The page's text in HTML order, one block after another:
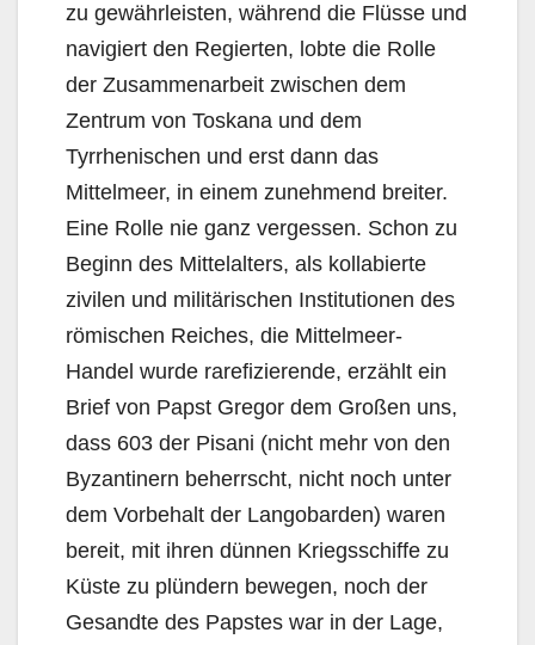
zu gewährleisten, während die Flüsse und
navigiert den Regierten, lobte die Rolle
der Zusammenarbeit zwischen dem
Zentrum von Toskana und dem
Tyrrhenischen und erst dann das
Mittelmeer, in einem zunehmend breiter.
Eine Rolle nie ganz vergessen. Schon zu
Beginn des Mittelalters, als kollabierte
zivilen und militärischen Institutionen des
römischen Reiches, die Mittelmeer-
Handel wurde rarefizierende, erzählt ein
Brief von Papst Gregor dem Großen uns,
dass 603 der Pisani (nicht mehr von den
Byzantinern beherrscht, nicht noch unter
dem Vorbehalt der Langobarden) waren
bereit, mit ihren dünnen Kriegsschiffe zu
Küste zu plündern bewegen, noch der
Gesandte des Papstes war in der Lage,